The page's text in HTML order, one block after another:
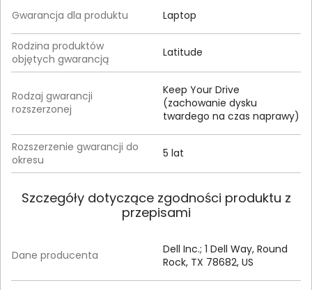
Gwarancja dla produktu Laptop
Rodzina produktów
objętych gwarancją
Latitude
Rodzaj gwarancji
rozszerzonej
Keep Your Drive
(zachowanie dysku
twardego na czas naprawy)
Rozszerzenie gwarancji do
okresu
5 lat
Szczegóły dotyczące zgodności produktu z
przepisami
Dane producenta
Dell Inc.; 1 Dell Way, Round
Rock, TX 78682, US